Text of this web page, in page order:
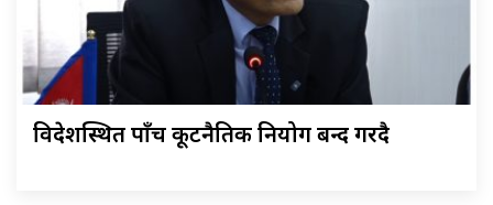
विदेशस्थित पाँच कूटनैतिक नियोग बन्द गरिँदै